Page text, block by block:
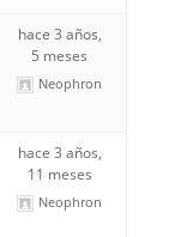
hace 3 años,
5 meses
Neophron
hace 3 años,
11 meses
Neophron